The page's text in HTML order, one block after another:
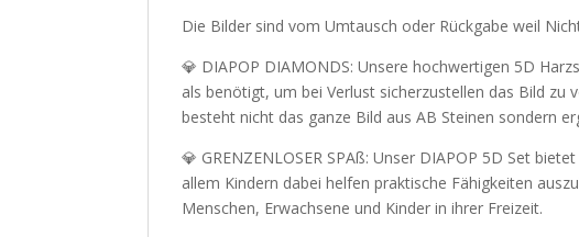
Die Bilder sind vom Umtausch oder Rückgabe weil
💎 DIAPOP DIAMONDS: Unsere hochwertigen 5D
als benötigt, um bei Verlust sicherzustellen das Bild zu
besteht nicht das ganze Bild aus AB Steinen sondern
💎 GRENZENLOSER SPAß: Unser DIAPOP 5D Set
allem Kindern dabei helfen praktische Fähigkeiten
Menschen, Erwachsene und Kinder in ihrer Freizeit.